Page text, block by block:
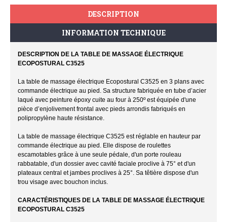
DESCRIPTION
INFORMATION TECHNIQUE
DESCRIPTION DE LA TABLE DE MASSAGE ÉLECTRIQUE
ECOPOSTURAL C3525
La table de massage électrique Ecopostural C3525 en 3 plans avec
commande électrique au pied. Sa structure fabriquée en tube d’acier
laqué avec peinture époxy cuite au four à 250º est équipée d'une
pièce d’enjolivement frontal avec pieds arrondis fabriqués en
polipropylène haute résistance.
La table de massage électrique C3525 est réglable en hauteur par
commande électrique au pied. Elle dispose de roulettes
escamotables grâce à une seule pédale, d'un porte rouleau
rabbatable, d'un dossier avec cavité faciale proclive à 75° et d'un
plateaux central et jambes proclives à 25°. Sa têtière dispose d'un
trou visage avec bouchon inclus.
CARACTÉRISTIQUES DE LA TABLE DE MASSAGE ÉLECTRIQUE
ECOPOSTURAL C3525